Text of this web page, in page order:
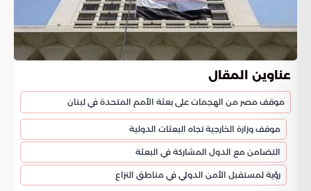
عناوين المقال
موقف مصر من الهجمات على بعثة الأمم المتحدة في لبنان
موقف وزارة الخارجية تجاه البعثات الدولية
التضامن مع الدول المشاركة في البعثة
رؤية لمستقبل الأمن الدولي في مناطق النزاع